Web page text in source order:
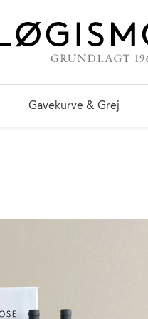
Gavekurve & Grej